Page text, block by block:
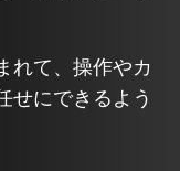
れて、操作やカ
せにできるよう